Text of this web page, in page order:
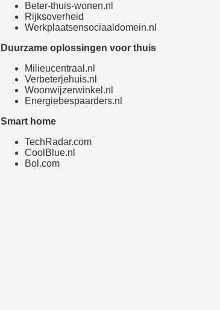
Beter-thuis-wonen.nl
Rijksoverheid
Werkplaatsensociaaldomein.nl
Duurzame oplossingen voor thuis
Milieucentraal.nl
Verbeterjehuis.nl
Woonwijzerwinkel.nl
Energiebespaarders.nl
Smart home
TechRadar.com
CoolBlue.nl
Bol.com